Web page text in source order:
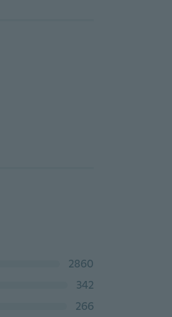
2860
342
266